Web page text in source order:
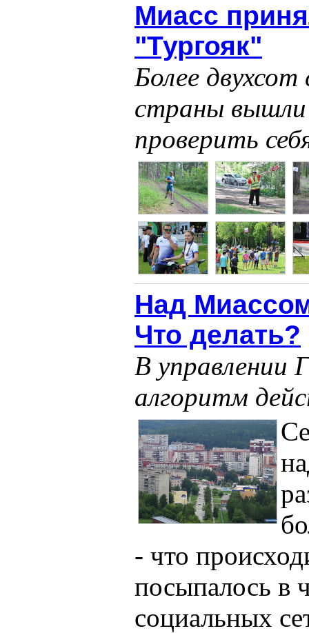
Миасс
"Тургояк"
Более двухсот
страны
проверить
Над
Что делать?
В управлении
алгоритм
- что
посыпалось в
социальных